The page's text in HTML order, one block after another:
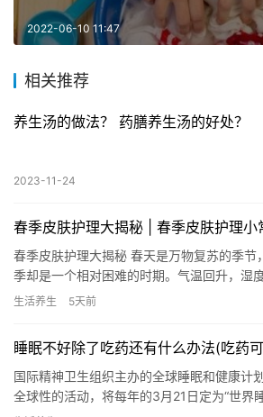
2022-06-10 11:47
相关推荐
养生汤的做法？ 药膳养生汤的好处？
2023-11-24
春季皮肤护理大揭秘 | 春季皮肤护理小
春季皮肤护理大揭秘 春天是万物复苏的季节
季却是一个相对困难的时期。气温回升，湿
肤带来了一系列的挑战。在这篇文章中，我
生活养生 5天前
睡眠不好除了吃药还有什么办法(吃药
国际精神卫生组织主办的全球睡眠和健康计
全球性的活动，将每年的3月21日定为“世界